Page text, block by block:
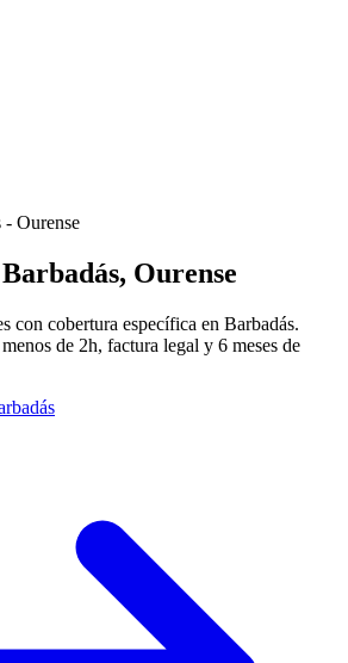
- Ourense
Ourense
con cobertura específica en Barbadás.
de 2h, factura legal y 6 meses de